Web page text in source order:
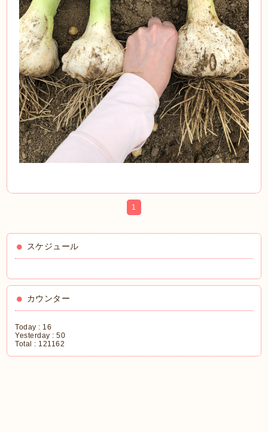
1
スケジュール
カウンター
Today : 16
Yesterday :50
Total : 121162